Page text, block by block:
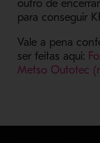
outro de
para conseguir
Vale a pena
ser feitas aqui:
Metso Outotec